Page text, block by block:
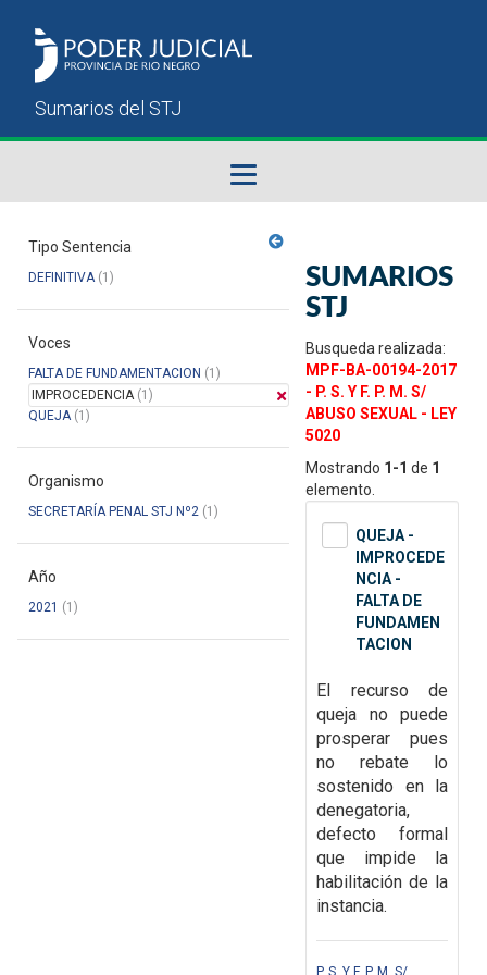
Sumarios del STJ
Manual del Usuario
Tipo Sentencia
DEFINITIVA(1)
Voces
FALTA DE FUNDAMENTACION (1)
IMPROCEDENCIA(1)
QUEJA(1)
Organismo
SECRETARÍA PENAL STJ Nº2 (1)
Año
2021 (1)
SUMARIOS
STJ
Busqueda realizada:
MPF-BA-00194-2017
- P. S. Y F. P. M. S/
ABUSO SEXUAL - LEY
5020
Mostrando 1-1 de 1
elemento.
QUEJA -
IMPROCEDE
NCIA -
FALTA DE
FUNDAMEN
TACION
El recurso de
queja no puede
prosperar pues
no rebate lo
sostenido en la
denegatoria,
defecto formal
que impide la
habilitación de la
instancia.